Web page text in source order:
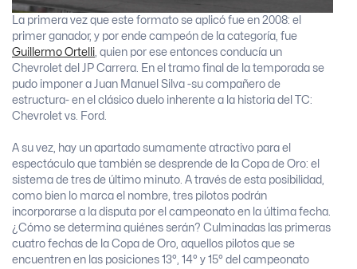
La primera vez que este formato se aplicó fue en 2008: el
primer ganador, y por ende campeón de la categoría, fue
Guillermo Ortelli , quien por ese entonces conducía un
Chevrolet del JP Carrera. En el tramo final de la temporada se
pudo imponer a Juan Manuel Silva -su compañero de
estructura- en el clásico duelo inherente a la historia del TC:
Chevrolet vs. Ford.
A su vez, hay un apartado sumamente atractivo para el
espectáculo que también se desprende de la Copa de Oro: el
sistema de tres de último minuto. A través de esta posibilidad,
como bien lo marca el nombre, tres pilotos podrán
incorporarse a la disputa por el campeonato en la última fecha.
¿Cómo se determina quiénes serán? Culminadas las primeras
cuatro fechas de la Copa de Oro, aquellos pilotos que se
encuentren en las posiciones 13°, 14° y 15° del campeonato